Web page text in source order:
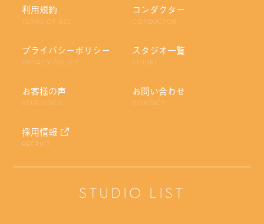
コンダクター
CONDUCTOR
スタジオ一覧
STUDIO
利用規約
TERMS OF USE
プライバシーポリシー
PRIVACY POLICY
お客様の声
USER VOICE
お問い合わせ
CONTACT
採用情報
RECRUIT
STUDIO LIST